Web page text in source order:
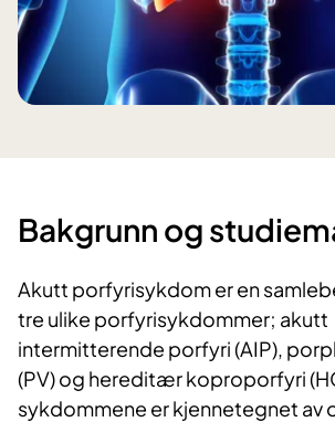
​Bakgrunn og
Akutt porfyrisykdom er en
tre ulike porfyrisykdommer; akutt
intermitterende porfyri (AIP),
(PV) og hereditær koproporfyri
sykdommene er kjennetegnet av